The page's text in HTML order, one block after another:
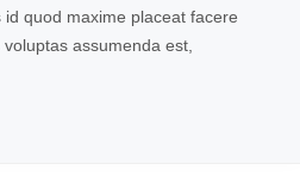
quod maxime placeat facere
assumenda est,